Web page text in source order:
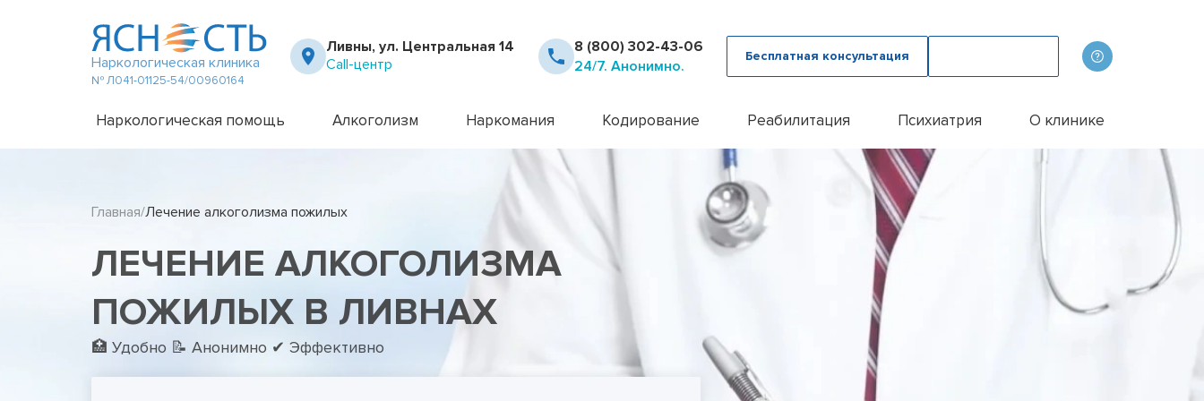
Наркологическая клиника
№ Л041-01125-54/00960164
Ливны, ул. Центральная 14
Call-центр
8 (800) 302-43-06
24/7. Анонимно.
Бесплатная консультация
Наркологическая помощь
Телефон доверия
Алкоголизм
Амбулаторное лечение алкоголизма
Капельница от запоя
Кодирование методом Рожнова
Лечение алкоголизма
Лечение алкоголизма пожилых
Лечение алкоголизма в стационаре
Лечение пивного алкоголизма
Лечение женского алкоголизма
Наркомания
Детоксикация наркозависимых
Кодирование от наркомании
Лечение наркомании амбулаторно
Лечение наркомании у подростков
Лечение наркомании в стационаре
Лечение спайсовой зависимости
Лечение табакокурения
Лечение зависимости от Гашиша
Лечение зависимости от Лирики
Кодирование
Кодирование Аквилонг
Кодирование алкоголизма на дому
Кодирование алкоголизма уколом
Кодирование алкоголизма вшиванием ампулы
Кодирование Двойной Блок
Кодирование наркозависимости
Кодирование от алкоголизма
Кодирование от алкоголизма Эспераль
Кодирование по методу Довженко
Реабилитация
Day Top
Реабилитации алкоголиков
Реабилитация наркозависимых
Психиатрия
Консультация психолога
Лечение алкоголизма с психологом
Лечение анорексии
Лечение бессонницы
Лечение бессонницы у пожилых людей
Лечение бессонницы у женщин
Лечение биполярного расстройства
Лечение деменции
Лечение депрессии
Лечение дисморфофобии
Лечение игромании
О клинике
Наши врачи
Фотогалерея
Лицензии и сертификаты
Отзывы
Цены
Контакты
Главная Лечение алкоголизма пожилых
ЛЕЧЕНИЕ АЛКОГОЛИЗМА
ПОЖИЛЫХ В ЛИВНАХ
🏥 Удобно 📝 Анонимно ✔ Эффективно